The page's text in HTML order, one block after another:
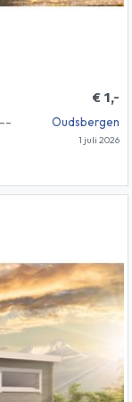
€ 1,-
Oudsbergen
1 juli 2026